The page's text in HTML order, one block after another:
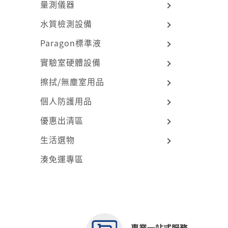
量測儀器
水質檢測設備
Paragon標準液
實驗室硬體設備
擦拭/無塵室用品
個人防護用品
優惠出清區
生活選物
湊免運專區